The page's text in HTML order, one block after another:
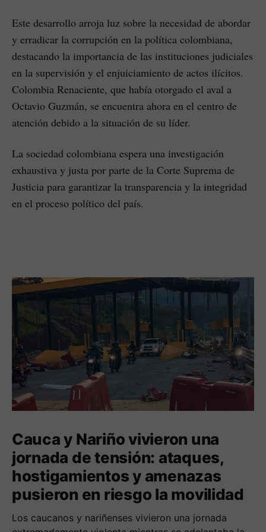
Este desarrollo arroja luz sobre la necesidad de abordar
y erradicar la corrupción en la política colombiana,
destacando la importancia de las instituciones judiciales
en la supervisión y el enjuiciamiento de actos ilícitos.
Colombia Renaciente, que había otorgado el aval a
Octavio Guzmán, se encuentra ahora en el centro de
atención debido a la situación de su líder.
La sociedad colombiana espera una investigación
exhaustiva y justa por parte de la Corte Suprema de
Justicia para garantizar la transparencia y la integridad
en el proceso político del país.
Cauca y Nariño vivieron una
jornada de tensión: ataques,
hostigamientos y amenazas
pusieron en riesgo la movilidad
Los caucanos y nariñenses vivieron una jornada